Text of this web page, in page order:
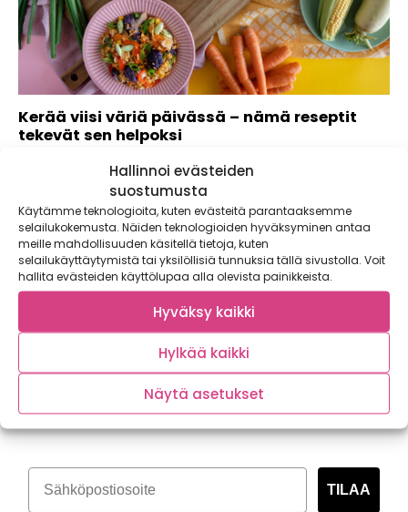
Hallinnoi evästeiden
suostumusta
Käytämme teknologioita, kuten evästeitä parantaaksemme
selailukokemusta. Näiden teknologioiden hyväksyminen antaa
meille mahdollisuuden käsitellä tietoja, kuten
selailukäyttäytymistä tai yksilöllisiä tunnuksia tällä sivustolla. Voit
hallita evästeiden käyttölupaa alla olevista painikkeista.
Hyväksy kaikki
Hylkää kaikki
Näytä asetukset
Kerää viisi väriä päivässä – nämä reseptit
tekevät sen helpoksi
Värikkäänä hehkuva ruoka on paitsi ilo silmälle myös avain
monipuoliseen ruokavalioon. Oletkin ehkä...
Tilaa kasvispitoinen uutiskirje
TILAA